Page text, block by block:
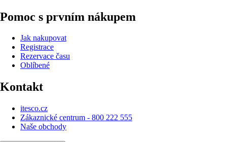
Pomoc s prvním nákupem
Jak nakupovat
Registrace
Rezervace času
Oblíbené
Kontakt
itesco.cz
Zákaznické centrum - 800 222 555
Naše obchody